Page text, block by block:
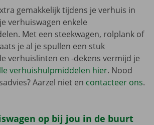
gemakkelijk tijdens je verhuis in
verhuiswagen enkele
Met een steekwagen, rolplank of
je al je spullen een stuk
verhuislinten en -dekens vermijd je
verhuishulpmiddelen hier. Nood
Aarzel niet en contacteer ons.
op bij jou in de buurt